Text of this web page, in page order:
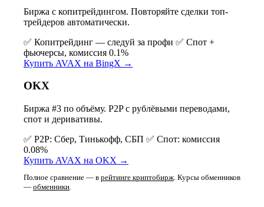
Биржа с копитрейдингом. Повторяйте сделки топ-
трейдеров автоматически.
✅ Копитрейдинг — следуй за профи ✅ Спот +
фьючерсы, комиссия 0.1%
Купить AVAX на BingX →
OKX
Биржа #3 по объёму. P2P с рублёвыми переводами,
спот и деривативы.
✅ P2P: Сбер, Тинькофф, СБП ✅ Спот: комиссия
0.08%
Купить AVAX на OKX →
Полное сравнение — в рейтинге криптобирж. Курсы обменников
— обменники.